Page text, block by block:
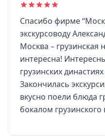
Спасибо фирме
экскурсоводу
Москва – грузинская
интересна!
грузинских
Закончилась
вкусно поели блюда
бокалом грузинского